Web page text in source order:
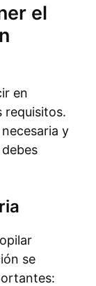
el
en
requisitos.
y
se